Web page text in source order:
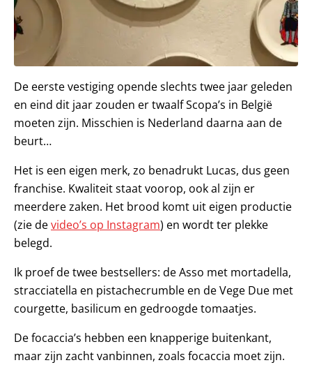
De eerste vestiging opende slechts twee jaar geleden
en eind dit jaar zouden er twaalf Scopa’s in België
moeten zijn. Misschien is Nederland daarna aan de
beurt…
Het is een eigen merk, zo benadrukt Lucas, dus geen
franchise. Kwaliteit staat voorop, ook al zijn er
meerdere zaken. Het brood komt uit eigen productie
(zie devideo’s op Instagram) en wordt ter plekke
belegd.
Ik proef de twee bestsellers: de Asso met mortadella,
stracciatella en pistachecrumble en de Vege Due met
courgette, basilicum en gedroogde tomaatjes.
De focaccia’s hebben een knapperige buitenkant,
maar zijn zacht vanbinnen, zoals focaccia moet zijn.